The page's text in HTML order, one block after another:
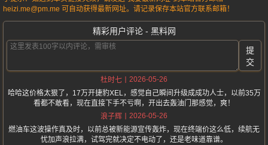
heizi.me@pm.me 可自动获得最新网址。请记录保存本站官方联系邮箱！
精彩用户评论 - 黑料网
提
交
杜时七
2026-05-26
哈哈这价格太狠了，17万开捷豹XEL，感觉自己瞬间升级成成功人士，以前35万
看都不敢看，现在直接下手不亏啊，开出去轰油门那感觉，爽！
浪子辉
2026-05-26
燃油车这波操作真及时，以前总被新能源宣传轰炸，现在终端价这么低，续航无
忧加声浪拉满，试驾完就决定不电动了，还是老味道靠谱。